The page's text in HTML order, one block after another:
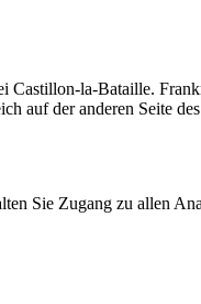
la-Ba­taille.
auf der anderen Seite
Sie Zugang zu allen